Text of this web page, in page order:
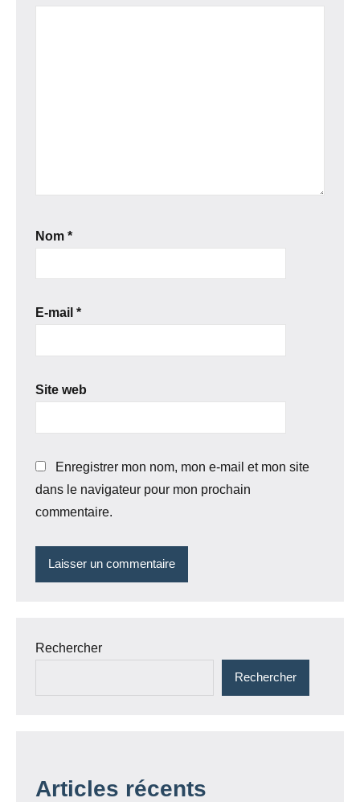
Nom *
E-mail *
Site web
Enregistrer mon nom, mon e-mail et mon site
dans le navigateur pour mon prochain
commentaire.
Rechercher
Rechercher
Articles récents